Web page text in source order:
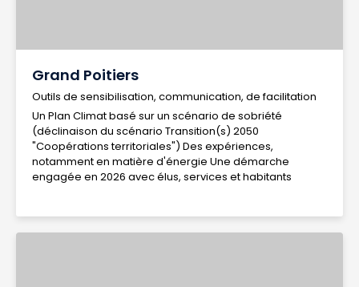
Grand Poitiers
Outils de sensibilisation, communication, de facilitation
Un Plan Climat basé sur un scénario de sobriété
(déclinaison du scénario Transition(s) 2050
"Coopérations territoriales") Des expériences,
notamment en matière d'énergie Une démarche
engagée en 2026 avec élus, services et habitants